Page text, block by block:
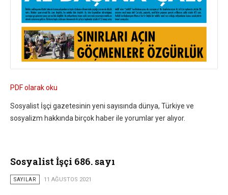
PDF olarak oku
Sosyalist İşçi gazetesinin yeni sayısında dünya, Türkiye ve
sosyalizm hakkında birçok haber ile yorumlar yer alıyor.
Sosyalist İşçi 686. sayı
SAYILAR 11 AĞUSTOS 2021